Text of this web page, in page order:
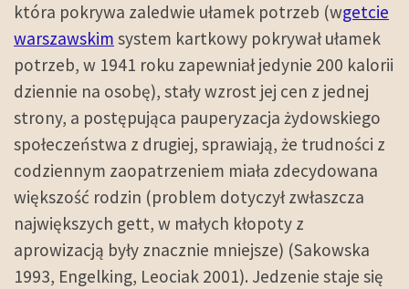
która pokrywa zaledwie ułamek potrzeb (wgetcie
warszawskim system kartkowy pokrywał ułamek
potrzeb, w 1941 roku zapewniał jedynie 200 kalorii
dziennie na osobę), stały wzrost jej cen z jednej
strony, a postępująca pauperyzacja żydowskiego
społeczeństwa z drugiej, sprawiają, że trudności z
codziennym zaopatrzeniem miała zdecydowana
większość rodzin (problem dotyczył zwłaszcza
największych gett, w małych kłopoty z
aprowizacją były znacznie mniejsze) (Sakowska
1993, Engelking, Leociak 2001). Jedzenie staje się